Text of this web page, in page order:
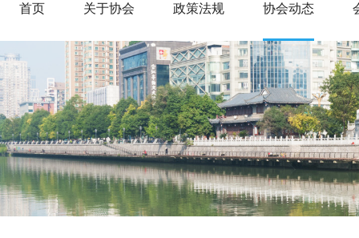
首页 关于协会 政策法规 协会动态